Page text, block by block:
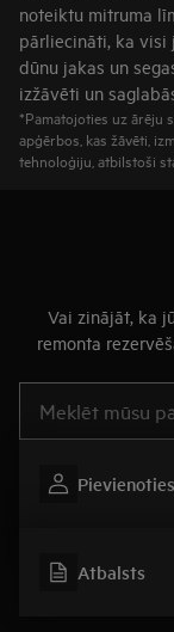
noteiktu mitruma
pārliecināti, ka visi
dūnu jakas un
izžāvēti un
*Pamatojoties uz ārēju
apģērbos, kas žāvēti,
tehnoloģiju, atbilstoši
Vai zinājāt, ka
remonta
Atbalsts